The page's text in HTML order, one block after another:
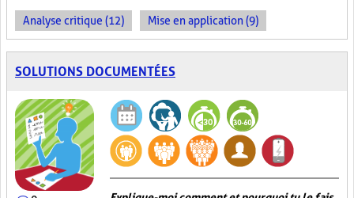
Analyse critique (12) Mise en application (9)
SOLUTIONS DOCUMENTÉES